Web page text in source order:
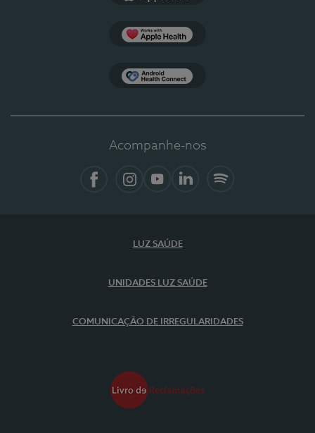
Acompanhe-nos
LUZ SAÚDE
UNIDADES LUZ SAÚDE
COMUNICAÇÃO DE IRREGULARIDADES